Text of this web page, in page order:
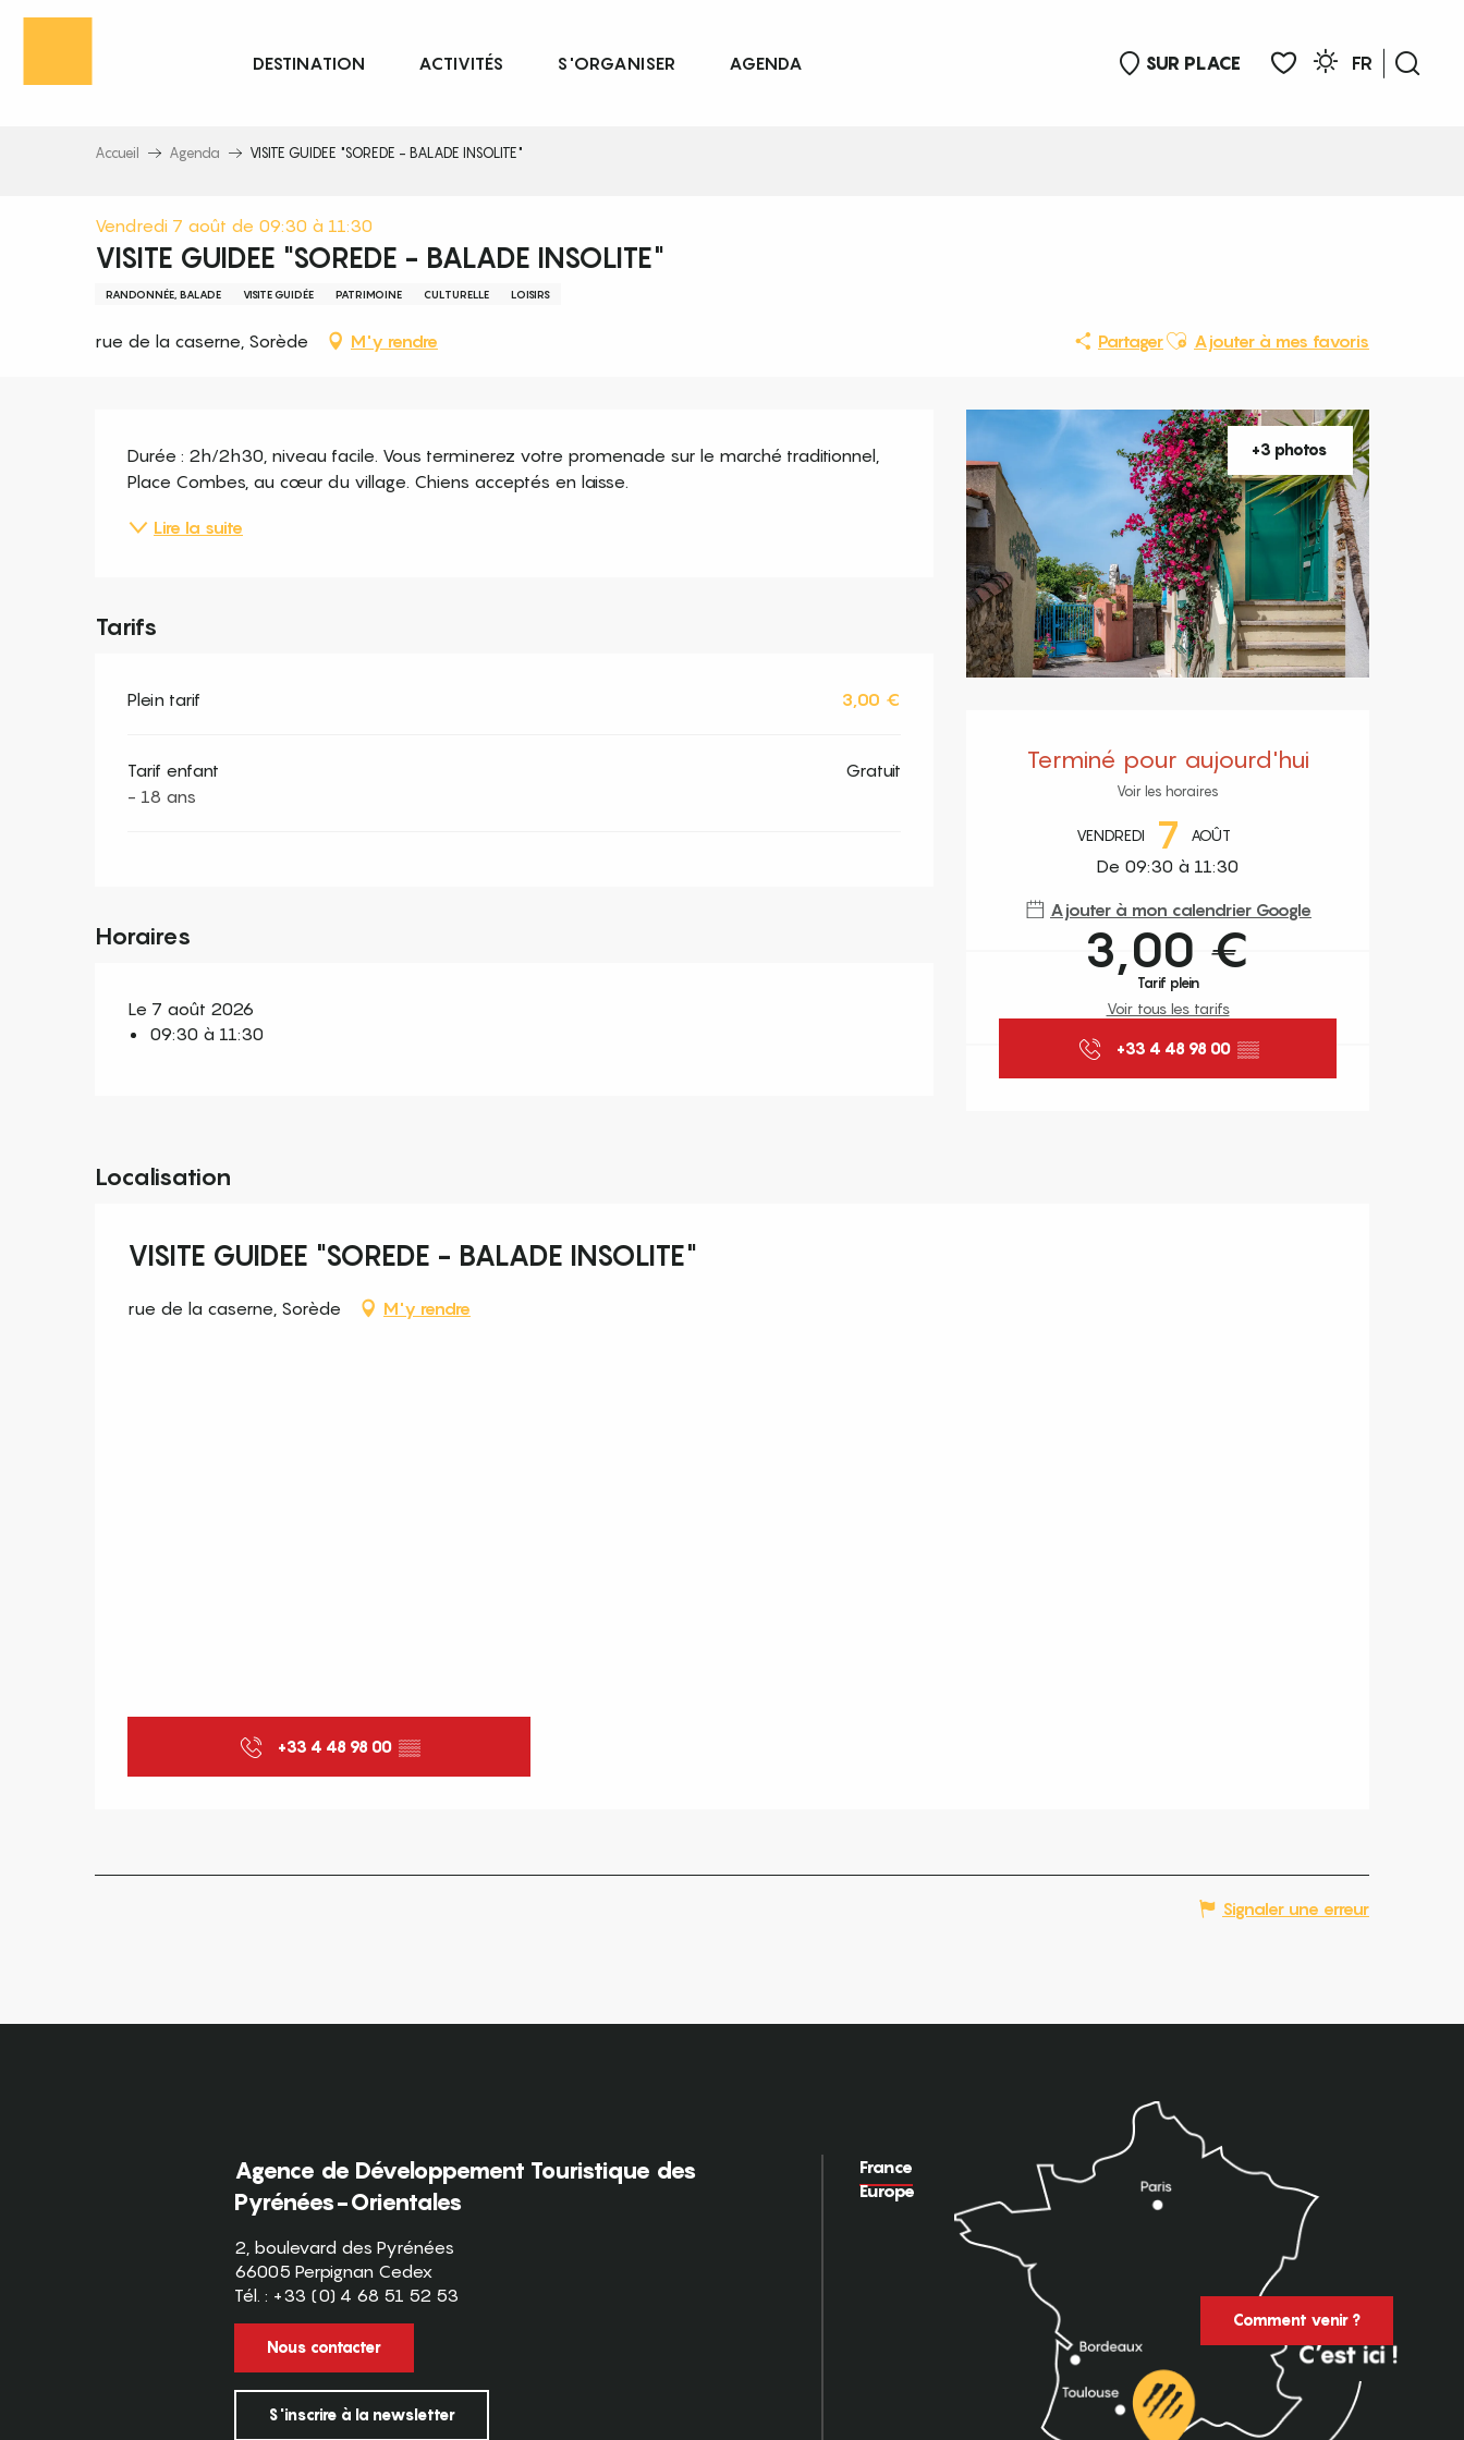
Aller
principal
SUR PLACE
FR
DESTINATION ACTIVITÉS S'ORGANISER AGENDA
Accueil Agenda VISITE GUIDEE "SOREDE - BALADE INSOLITE"
Vendredi 7 août de 09:30 à 11:30
VISITE GUIDEE "SOREDE - BALADE INSOLITE"
RANDONNÉE, BALADE VISITE GUIDÉE PATRIMOINE CULTURELLE LOISIRS
rue de la caserne, Sorède M'y rendre PartagerAjouter aux favoris
Ajouter à mes favoris
+3 photos
Ouverture et coordonnées
Terminé pour aujourd'hui
Voir les horaires
VENDREDI 7 AOÛT
De 09:30 à 11:30
Ajouter à mon calendrier Google
3,00 €
Tarif plein
Voir tous les tarifs
+33 4 48 98 00 ▒▒
Description
Durée : 2h/2h30, niveau facile. Vous terminerez votre promenade sur le marché traditionnel,
Place Combes, au cœur du village. Chiens acceptés en laisse.
Lire la suite
Tarifs
Plein tarif 3,00 €
Tarif enfant
- 18 ans
Gratuit
Horaires
Le 7 août 2026
09:30 à 11:30
Localisation
VISITE GUIDEE "SOREDE - BALADE INSOLITE"
rue de la caserne, Sorède M'y rendre
+33 4 48 98 00 ▒▒
Signaler une erreur
Agence de Développement Touristique des
Pyrénées-Orientales
2, boulevard des Pyrénées
66005 Perpignan Cedex
Tél. : +33 (0) 4 68 51 52 53
Nous contacter
S'inscrire à la newsletter
France
Europe
Comment venir ?